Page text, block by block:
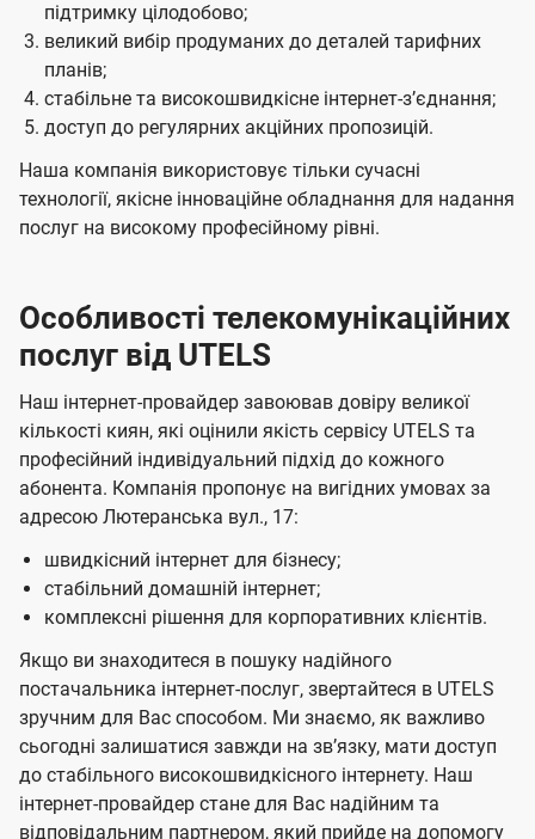
підтримку цілодобово;
великий вибір продуманих до деталей тарифних
планів;
стабільне та високошвидкісне інтернет-зʼєднання;
доступ до регулярних акційних пропозицій.
Наша компанія використовує тільки сучасні
технології, якісне інноваційне обладнання для надання
послуг на високому професійному рівні.
Особливості телекомунікаційних
послуг від UTELS
Наш інтернет-провайдер завоював довіру великої
кількості киян, які оцінили якість сервісу UTELS та
професійний індивідуальний підхід до кожного
абонента. Компанія пропонує на вигідних умовах за
адресою Лютеранська вул., 17:
швидкісний інтернет для бізнесу;
стабільний домашній інтернет;
комплексні рішення для корпоративних клієнтів.
Якщо ви знаходитеся в пошуку надійного
постачальника інтернет-послуг, звертайтеся в UTELS
зручним для Вас способом. Ми знаємо, як важливо
сьогодні залишатися завжди на звʼязку, мати доступ
до стабільного високошвидкісного інтернету. Наш
інтернет-провайдер стане для Вас надійним та
відповідальним партнером, який прийде на допомогу